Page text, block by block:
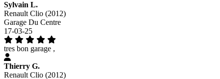
Sylvain L.
Renault Clio (2012)
Garage Du Centre
17-03-25
tres bon garage ,
Thierry G.
Renault Clio (2012)